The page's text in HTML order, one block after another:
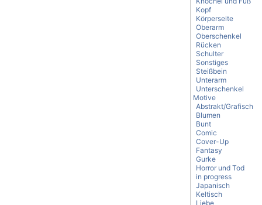
Kopf
Körperseite
Oberarm
Oberschenkel
Rücken
Schulter
Sonstiges
Steißbein
Unterarm
Unterschenkel
Motive
Abstrakt/Grafisch
Blumen
Bunt
Comic
Cover-Up
Fantasy
Gurke
Horror und Tod
in progress
Japanisch
Keltisch
Liebe